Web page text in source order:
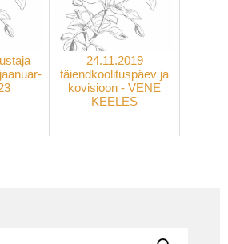
24.11.2019
täiendkoolituspäev ja
kovisioon - VENE
KEELES